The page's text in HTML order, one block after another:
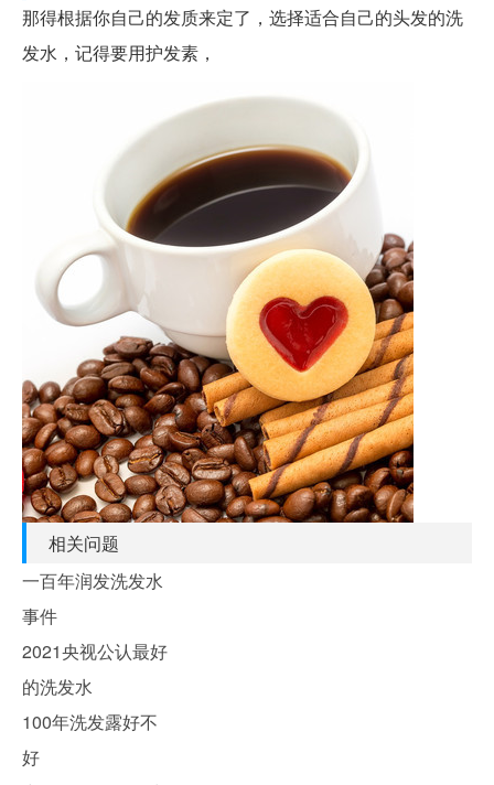
那得根据你自己的发质来定了，选择适合自己的头发的洗
发水，记得要用护发素，
相关问题
一百年润发洗发水
事件
2021央视公认最好
的洗发水
100年洗发露好不
好